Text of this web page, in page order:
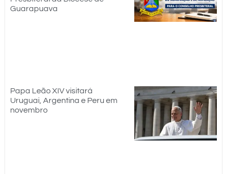
Guarapuava
Papa Leão XIV visitará
Uruguai, Argentina e Peru em
novembro